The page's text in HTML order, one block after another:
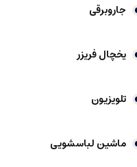
جاروبرقی
یخچال فریزر
تلویزیون
ماشین لباسشویی